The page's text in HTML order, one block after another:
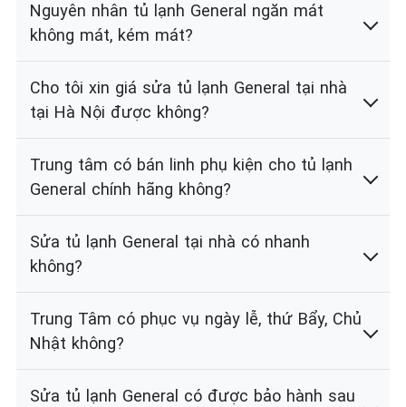
Nguyên nhân tủ lạnh General ngăn mát
không mát, kém mát?
Cho tôi xin giá sửa tủ lạnh General tại nhà
tại Hà Nội được không?
Trung tâm có bán linh phụ kiện cho tủ lạnh
General chính hãng không?
Sửa tủ lạnh General tại nhà có nhanh
không?
Trung Tâm có phục vụ ngày lễ, thứ Bẩy, Chủ
Nhật không?
Sửa tủ lạnh General có được bảo hành sau